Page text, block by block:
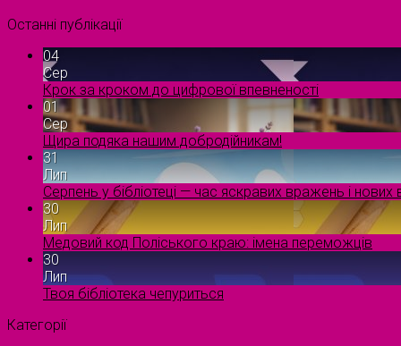
Останні публікації
04
Сер
Крок за кроком до цифрової впевненості
01
Сер
Щира подяка нашим добродійникам!
31
Лип
Серпень у бібліотеці — час яскравих вражень і нових
30
Лип
Медовий код Поліського краю: імена переможців
30
Лип
Твоя бібліотека чепуриться
Категорії